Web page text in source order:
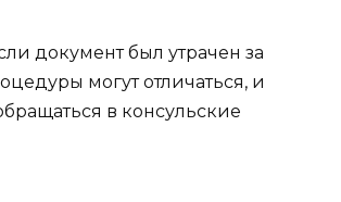
документ был утрачен за
могут отличаться, и
в консульские